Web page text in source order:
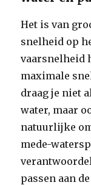
Het is van
snelheid op
vaarsnelheid
maximale
draag je niet
water, maar
natuurlijke
mede-
passen aan